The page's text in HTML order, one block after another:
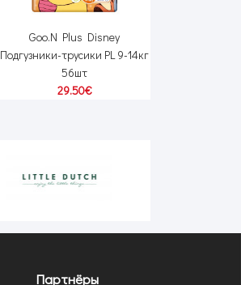
Goo.N Plus Disney
Подгузники-трусики PL 9-14кг
56шт
29.50€
Партнёры